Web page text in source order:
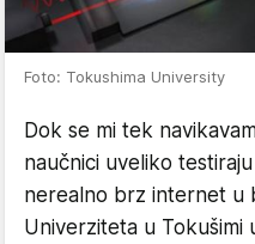
Foto: Tokushima University
Dok se mi tek
naučnici uveliko
nerealno brz internet u
Univerziteta u Tokušimi